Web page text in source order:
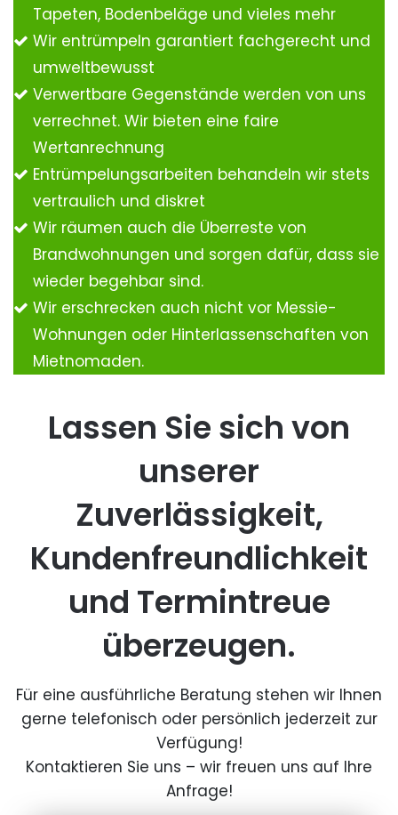
Tapeten, Bodenbeläge und vieles mehr
Wir entrümpeln garantiert fachgerecht und
umweltbewusst
Verwertbare Gegenstände werden von uns
verrechnet. Wir bieten eine faire
Wertanrechnung
Entrümpelungsarbeiten behandeln wir stets
vertraulich und diskret
Wir räumen auch die Überreste von
Brandwohnungen und sorgen dafür, dass sie
wieder begehbar sind.
Wir erschrecken auch nicht vor Messie-
Wohnungen oder Hinterlassenschaften von
Mietnomaden.
Lassen Sie sich von
unserer
Zuverlässigkeit,
Kundenfreundlichkeit
und Termintreue
überzeugen.
Für eine ausführliche Beratung stehen wir Ihnen
gerne telefonisch oder persönlich jederzeit zur
Verfügung!
Kontaktieren Sie uns – wir freuen uns auf Ihre
Anfrage!